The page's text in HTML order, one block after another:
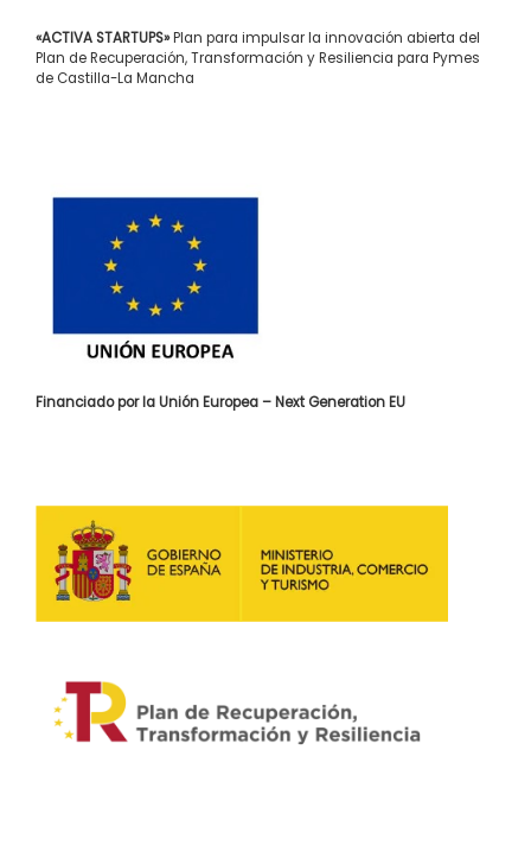
«ACTIVA STARTUPS»Plan para impulsar la innovación abierta del
Plan de Recuperación, Transformación y Resiliencia para Pymes
de Castilla-La Mancha
Financiado por la Unión Europea – Next Generation EU